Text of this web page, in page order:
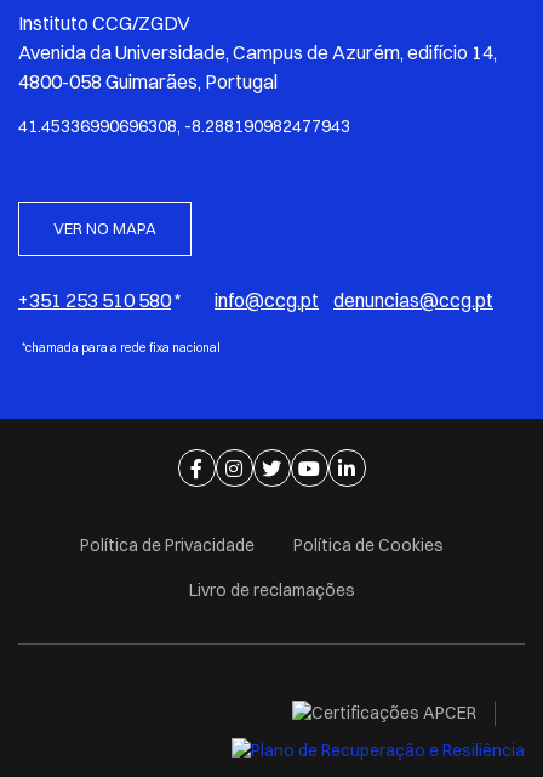
Instituto CCG/ZGDV
Avenida da Universidade, Campus de Azurém, edifício 14,
4800-058 Guimarães, Portugal
41.45336990696308, -8.288190982477943
VER NO MAPA
+351 253 510 580* info@ccg.pt denuncias@ccg.pt
*chamada para a rede fixa nacional
Ir para página de facebook
Ir para página de instagram
Ir para página de twitter
Ir para página de youtube
Ir para página de
Política de Privacidade Política de Cookies
Livro de reclamações